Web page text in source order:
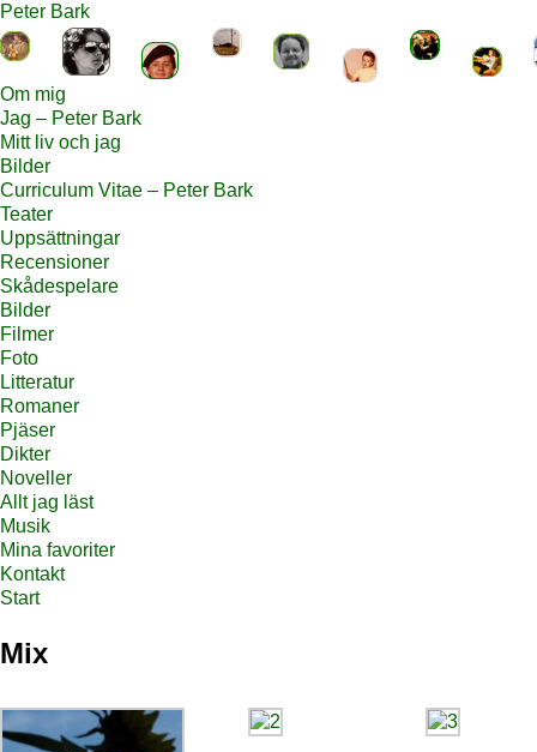
Peter Bark
Om mig
Jag – Peter Bark
Mitt liv och jag
Bilder
Curriculum Vitae – Peter Bark
Teater
Uppsättningar
Recensioner
Skådespelare
Bilder
Filmer
Foto
Litteratur
Romaner
Pjäser
Dikter
Noveller
Allt jag läst
Musik
Mina favoriter
Kontakt
Start
Mix